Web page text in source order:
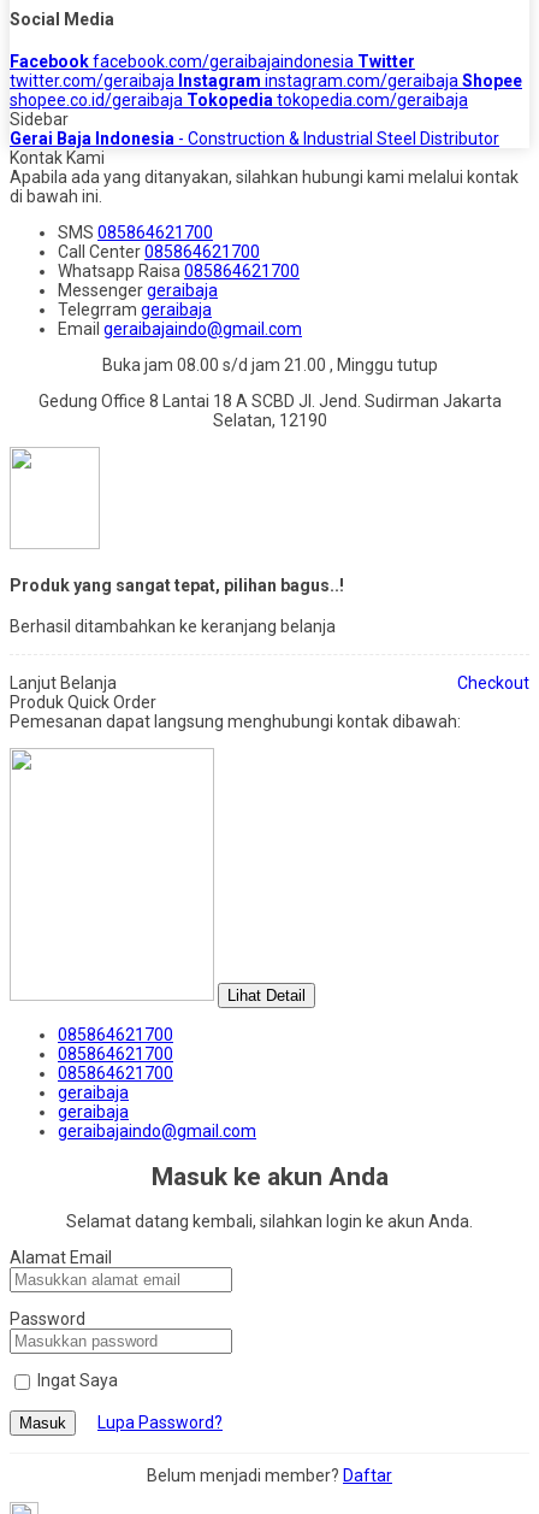
Social Media
Facebookfacebook.com/geraibajaindonesia Twitter
twitter.com/geraibaja Instagram instagram.com/geraibaja Shopee
shopee.co.id/geraibaja Tokopedia tokopedia.com/geraibaja
Sidebar
Gerai Baja Indonesia - Construction & Industrial Steel Distributor
Kontak Kami
Apabila ada yang ditanyakan, silahkan hubungi kami melalui kontak
di bawah ini.
SMS 085864621700
Call Center085864621700
Whatsapp Raisa 085864621700
Messengergeraibaja
Telegrram geraibaja
Email geraibajaindo@gmail.com
Buka jam 08.00 s/d jam 21.00 , Minggu tutup
Gedung Office 8 Lantai 18 A SCBD Jl. Jend. Sudirman Jakarta
Selatan, 12190
Produk yang sangat tepat, pilihan bagus..!
Berhasil ditambahkan ke keranjang belanja
Lanjut Belanja
Checkout
Produk Quick Order
Pemesanan dapat langsung menghubungi kontak dibawah:
Lihat Detail
085864621700
085864621700
085864621700
geraibaja
geraibaja
geraibajaindo@gmail.com
Masuk ke akun Anda
Selamat datang kembali, silahkan login ke akun Anda.
Alamat Email
Password
Ingat Saya
Masuk Lupa Password?
Belum menjadi member? Daftar